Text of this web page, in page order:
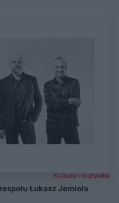
Kultura i rozrywka
Łukasz Jemioła